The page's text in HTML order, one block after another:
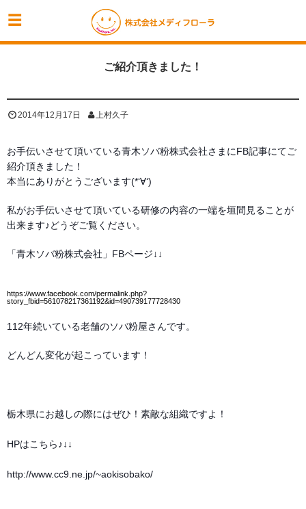
ご紹介頂きました！
2014年12月17日 上村久子
お手伝いさせて頂いている青木ソバ粉株式会社さまにFB記事にてご
紹介頂きました！
本当にありがとうございます(*‘∀‘)
私がお手伝いさせて頂いている研修の内容の一端を垣間見ることが
出来ます♪どうぞご覧ください。
「青木ソバ粉株式会社」FBページ↓↓
https://www.facebook.com/permalink.php?
story_fbid=561078217361192&id=490739177728430
112年続いている老舗のソバ粉屋さんです。
どんどん変化が起こっています！
栃木県にお越しの際にはぜひ！素敵な組織ですよ！
HPはこちら♪↓↓
http://www.cc9.ne.jp/~aokisobako/